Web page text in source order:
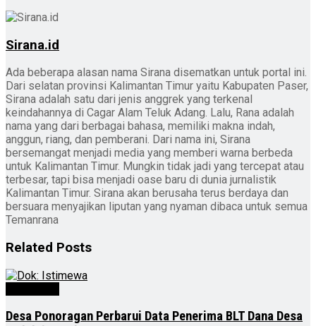
Sirana.id
Ada beberapa alasan nama Sirana disematkan untuk portal ini.
Dari selatan provinsi Kalimantan Timur yaitu Kabupaten Paser,
Sirana adalah satu dari jenis anggrek yang terkenal
keindahannya di Cagar Alam Teluk Adang. Lalu, Rana adalah
nama yang dari berbagai bahasa, memiliki makna indah,
anggun, riang, dan pemberani. Dari nama ini, Sirana
bersemangat menjadi media yang memberi warna berbeda
untuk Kalimantan Timur. Mungkin tidak jadi yang tercepat atau
terbesar, tapi bisa menjadi oase baru di dunia jurnalistik
Kalimantan Timur. Sirana akan berusaha terus berdaya dan
bersuara menyajikan liputan yang nyaman dibaca untuk semua
Temanrana
Related Posts
Desa Ponoragan Perbarui Data Penerima BLT Dana Desa